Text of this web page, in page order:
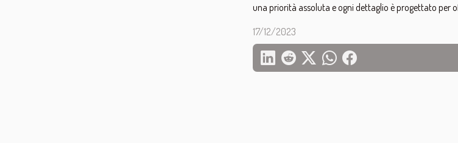
una priorità assoluta e ogni dettaglio è progettato per
17/12/2023